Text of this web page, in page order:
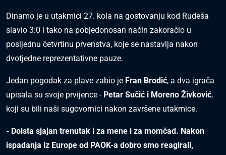
Dinamo je u utakmici 27. kola na gostovanju kod Rudeša
slavio 3:0 i tako na pobjedonosan način zakoračio u
posljednu četvrtinu prvenstva, koje se nastavlja nakon
dvotjedne reprezentativne pauze.
Jedan pogodak za plave zabio je Fran Brodić, a dva igrača
upisala su svoje prvijence - Petar Sučić i Moreno Živković,
koji su bili naši sugovornici nakon završene utakmice.
- Doista sjajan trenutak i za mene i za momčad. Nakon
ispadanja iz Europe od PAOK-a dobro smo reagirali,